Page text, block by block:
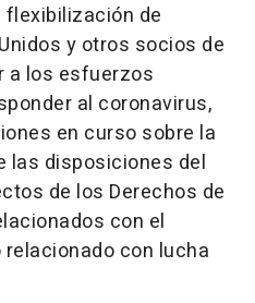
flexibilización de
y otros socios de
a los esfuerzos
al coronavirus,
en curso sobre la
las disposiciones del
de los Derechos de
con el
con lucha